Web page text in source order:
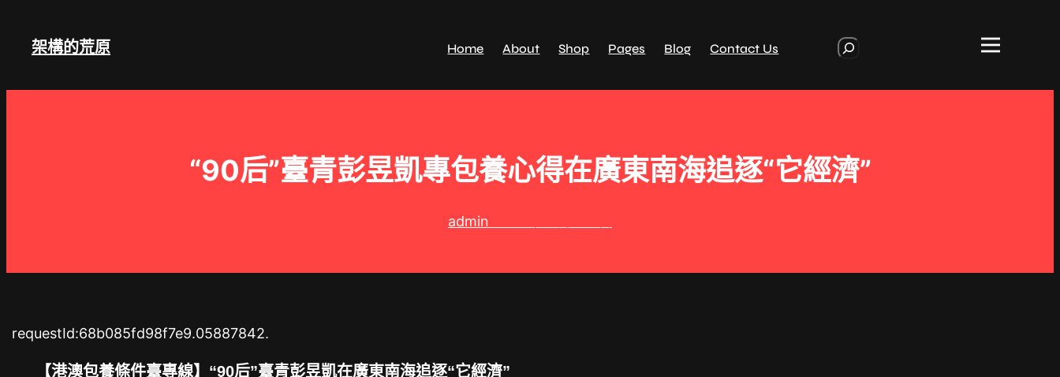
架構的荒原 Home About Shop Pages Blog Contact Us
r
“90后”臺青彭昱凱專包養心得在廣東南海追逐“它經濟”
admin
requestId:68b085fd98f7e9.05887842.
【港澳包養條件臺專線】“90后”臺青彭昱凱在廣東南海追逐“它經濟”